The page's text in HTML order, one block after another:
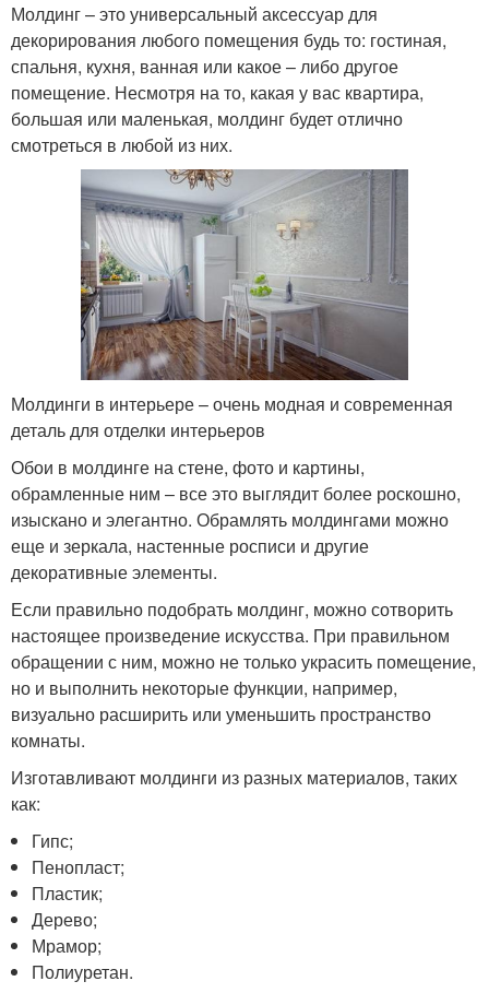
Молдинг – это универсальный аксессуар для
декорирования любого помещения будь то: гостиная,
спальня, кухня, ванная или какое – либо другое
помещение. Несмотря на то, какая у вас квартира,
большая или маленькая, молдинг будет отлично
смотреться в любой из них.
Молдинги в интерьере – очень модная и современная
деталь для отделки интерьеров
Обои в молдинге на стене, фото и картины,
обрамленные ним – все это выглядит более роскошно,
изыскано и элегантно. Обрамлять молдингами можно
еще и зеркала, настенные росписи и другие
декоративные элементы.
Если правильно подобрать молдинг, можно сотворить
настоящее произведение искусства. При правильном
обращении с ним, можно не только украсить помещение,
но и выполнить некоторые функции, например,
визуально расширить или уменьшить пространство
комнаты.
Изготавливают молдинги из разных материалов, таких
как:
Гипс;
Пенопласт;
Пластик;
Дерево;
Мрамор;
Полиуретан.